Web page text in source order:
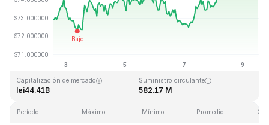
Última actualización: 2026-08-09, 12:59 GMT+0
Máximo histórico
Capitalización de mercado
lei44.41B
Suministro circulante
582.17 M
Período Máximo Mínimo Promedio